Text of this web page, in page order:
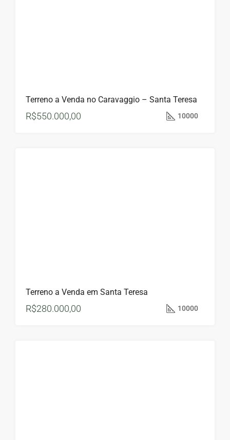
Terreno a Venda no Caravaggio – Santa Teresa
R$550.000,00 10000
Terreno a Venda em Santa Teresa
R$280.000,00 10000